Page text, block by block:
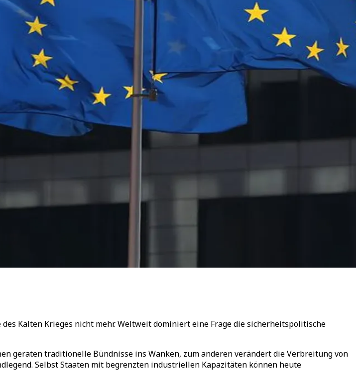
Kalten Krieges nicht mehr. Weltweit dominiert eine Frage die sicherheitspolitische
geraten traditionelle Bündnisse ins Wanken, zum anderen verändert die Verbreitung von
Selbst Staaten mit begrenzten industriellen Kapazitäten können heute